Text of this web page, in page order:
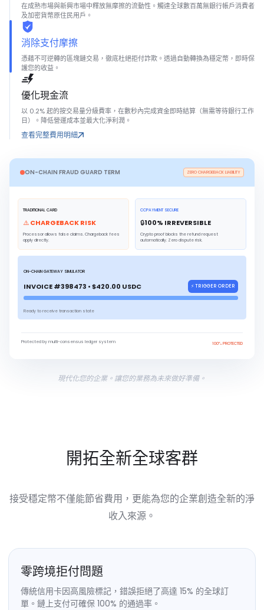
在成熟市場與新興市場中釋放無摩擦的流動性。觸達全球數百萬無銀行帳戶消費者
及加密貨幣原住民用戶。
消除支付摩擦
憑藉不可逆轉的區塊鏈交易，徹底杜絕拒付詐欺。透過自動轉換為穩定幣，即時保
護您的收益。
優化現金流
以 0.2% 起的按交易量分級費率，在數秒內完成資金即時結算（無需等待銀行工作
日）。降低營運成本並最大化淨利潤。
查看完整費用明細
ON-CHAIN FRAUD GUARD TERM ZERO CHARGEBACK LIABILITY
TRADITIONAL CARD
⚠️ CHARGEBACK RISK
Processor allows false claims. Chargeback fees
apply directly.
CCPAYMENT SECURE
🔒100% IRREVERSIBLE
Crypto proof blocks the refund request
automatically. Zero dispute risk.
ON-CHAIN GATEWAY SIMULATOR
INVOICE #398473 • $420.00 USDC ⚡ TRIGGER ORDER
Ready to receive transaction state
Protected by multi-consensus ledger system 100% PROTECTED
現代化您的企業。讓您的業務為未來做好準備。
開拓全新全球客群
接受穩定幣不僅能節省費用，更能為您的企業創造全新的淨
收入來源。
零跨境拒付問題
傳統信用卡因高風險標記，錯誤拒絕了高達 15% 的全球訂
單。鏈上支付可確保 100% 的通過率。